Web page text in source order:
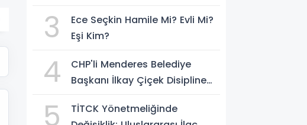
3
Ece Seçkin Hamile Mi? Evli Mi?
Eşi Kim?
4
CHP'li Menderes Belediye
Başkanı İlkay Çiçek Disipline
5
TİTCK Yönetmeliğinde